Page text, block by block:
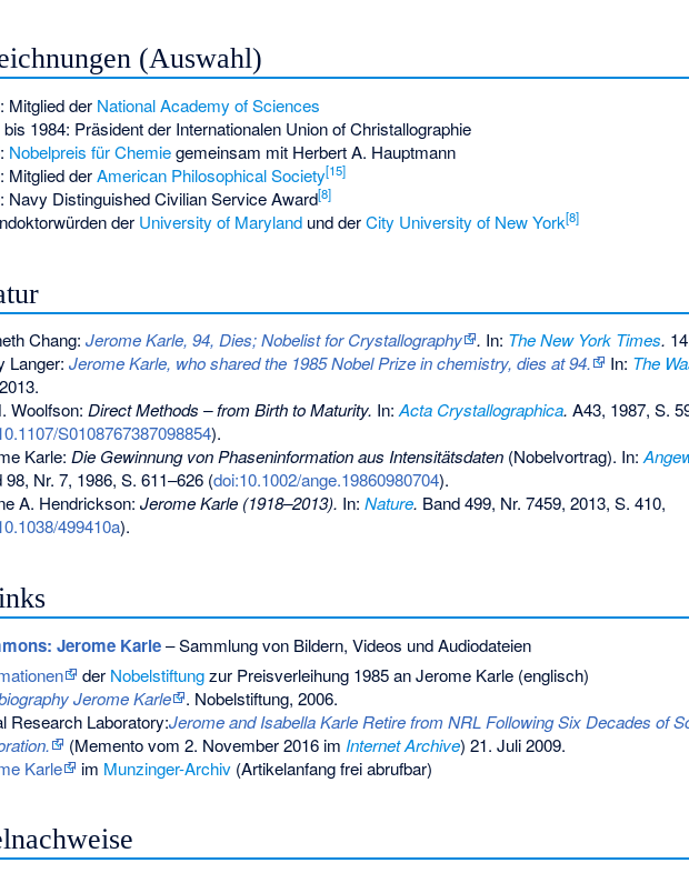
(Auswahl)
Mitglied der National Academy of Sciences
bis 1984: Präsident der Internationalen Union of Christallographie
Nobelpreis für Chemiegemeinsam mit Herbert A. Hauptmann
Mitglied derAmerican Philosophical Society[15]
Navy Distinguished Civilian Service Award[8]
der University of Marylandund derCity University of New York[8]
Chang: Jerome Karle, 94, Dies; Nobelist for Crystallography . In: The New York Times.
Langer: Jerome Karle, who shared the 1985 Nobel Prize in chemistry, dies at 94. In: The
Woolfson: Direct Methods – from Birth to Maturity. In:Acta Crystallographica. A43, 1987, S.
S0108767387098854).
Karle: Die Gewinnung von Phaseninformation aus Intensitätsdaten(Nobelvortrag). In:
98, Nr. 7, 1986, S. 611–626 (doi:10.1002/ange.19860980704).
A. Hendrickson: Jerome Karle (1918–2013). In: Nature. Band 499, Nr. 7459, 2013, S. 410,
499410a).
: Jerome Karle– Sammlung von Bildern, Videos und Audiodateien
der Nobelstiftungzur Preisverleihung 1985 an Jerome Karle (englisch)
Jerome Karle
. Nobelstiftung, 2006.
Research Laboratory:Jerome and Isabella Karle Retire from NRL Following Six Decades of
(Mementovom 2. November 2016 im Internet Archive) 21. Juli 2009.
Karle
im Munzinger-Archiv(Artikelanfang frei abrufbar)